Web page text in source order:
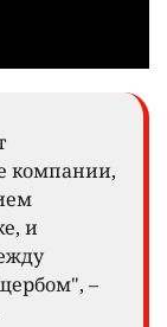
компании,
и
–